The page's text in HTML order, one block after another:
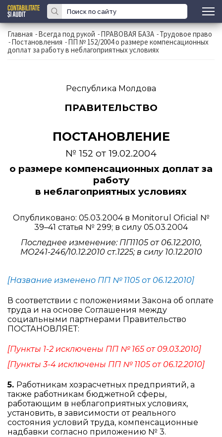
Главная -Всегда под рукой -ПРАВОВАЯ БАЗА -Трудовое право
-Постановления -ПП № 152/2004 о размере компенсационных
доплат за работу в неблагоприятных условиях
Республика Молдова
ПРАВИТЕЛЬСТВО
ПОСТАНОВЛЕНИЕ
№ 152 от 19.02.2004
о размере компенсационных доплат за
работу
в неблагоприятных условиях
Опубликовано: 05.03.2004 в Monitorul Oficial №
39–41 статья № 299; в силу 05.03.2004
Последнее изменение: ПП1105 от 06.12.2010,
МО241-246/10.12.2010 ст.1225; в силу 10.12.2010
[Название изменено ПП № 1105 от 06.12.2010]
В соответствии с положениями Закона об оплате
труда и на основе Соглашения между
социальными партнерами Правительство
ПОСТАНОВЛЯЕТ:
[Пункты 1-2 исключены ПП № 165 от 09.03.2010]
[Пункты 3-4 исключены ПП № 1105 от 06.12.2010]
5. Работникам хозрасчетных предприятий, а
также работникам бюджетной сферы,
работающим в неблагоприятных условиях,
установить, в зависимости от реального
состояния условий труда, компенсационные
надбавки согласно приложению № 3.